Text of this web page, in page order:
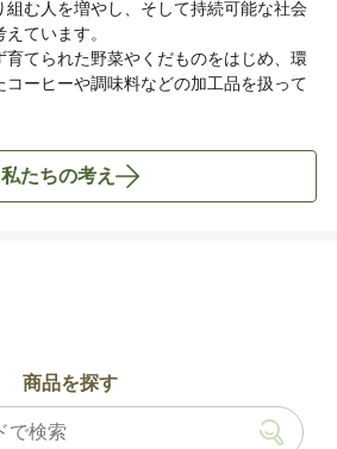
組む人を増やし、そして持続可能な社会
ています。
育てられた野菜やくだものをはじめ、環
ーヒーや調味料などの加工品を扱って
私たちの考え
商品を探す